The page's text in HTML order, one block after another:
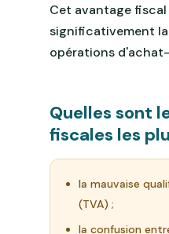
Cet avantage
significativement
opérations
Quelles sont
fiscales les
la mauvaise
(TVA) ;
la confusion